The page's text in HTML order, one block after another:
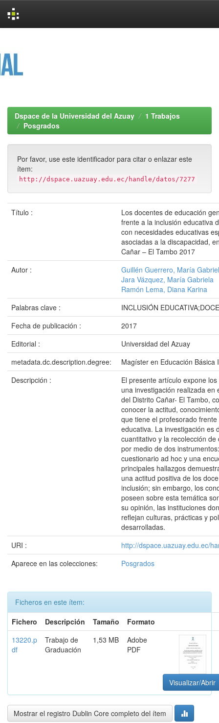
Dspace de la Universidad del Azuay
1 Trabajos
Posgrados
Por favor, use este identificador para citar o enlazar este
ítem:
http://dspace.uazuay.edu.ec/handle/datos/7277
Título :
Los docentes de educación
frente a la inclusión educativa
con necesidades educativas
asociadas a la discapacidad,
Cañar – El Tambo 2017
Autor :
Guillén Guerrero, María
Jara Vázquez, María Gabriela
Ramón Lema, Diana Karina
Palabras clave :
INCLUSIÓN
Fecha de publicación :
2017
Editorial :
Universidad del Azuay
metadata.dc.description.degree:
Magíster en Educación Básica
Descripción :
El presente artículo expone
una investigación realizada en
del Distrito Cañar- El Tambo,
conocer la actitud,
que tiene el profesorado
educativa. La investigación es
cuantitativo y la recolección de
por medio de dos
cuestionario ad hoc y una
principales hallazgos
una actitud positiva de los
inclusión; sin embargo, los
poseen sobre esta temática
su opinión, las instituciones
reflejan culturas, prácticas y
desarrolladas.
URI :
http://dspace.uazuay.edu.ec/
Aparece en las colecciones:
Posgrados
Ficheros en este ítem:
Fichero
Descripción Tamaño
Formato
13220.p
df
Trabajo de
Graduación
1,53 MB
Adobe
PDF
Visualizar/Abrir
Mostrar el registro Dublin Core completo del ítem